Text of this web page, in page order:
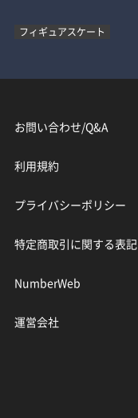
フィギュアスケート
お問い合わせ/Q&A
利用規約
プライバシーポリシー
特定商取引に関する表記
NumberWeb
運営会社